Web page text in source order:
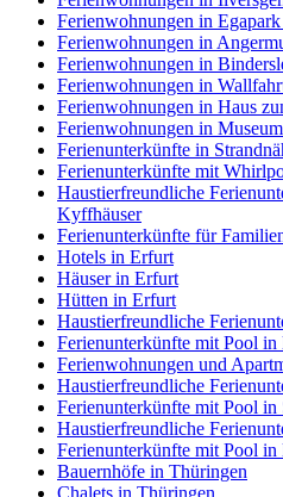
Ferienwohnungen in
Ferienwohnungen in
Ferienwohnungen in
Ferienwohnungen in
Ferienwohnungen in Haus
Ferienwohnungen in
Ferienunterkünfte in
Ferienunterkünfte mit
Haustierfreundliche
Kyffhäuser
Ferienunterkünfte für
Hotels in Erfurt
Häuser in Erfurt
Hütten in Erfurt
Haustierfreundliche
Ferienunterkünfte mit Pool in
Ferienwohnungen und
Haustierfreundliche
Ferienunterkünfte mit Pool in
Haustierfreundliche
Ferienunterkünfte mit Pool in
Bauernhöfe in Thüringen
Chalets in Thüringen